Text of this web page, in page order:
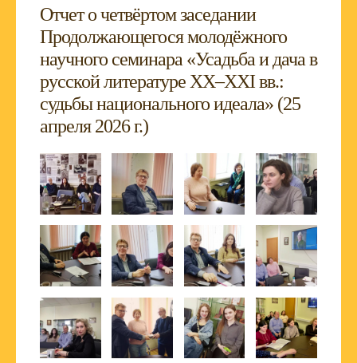
Отчет о четвёртом заседании
Продолжающегося молодёжного
научного семинара «Усадьба и дача в
русской литературе XX–XXI вв.:
судьбы национального идеала» (25
апреля 2026 г.)